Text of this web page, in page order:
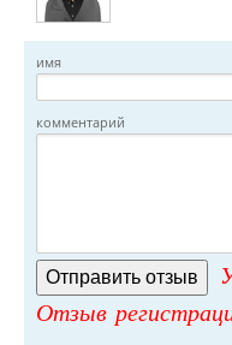
имя
комментарий
Отзыв